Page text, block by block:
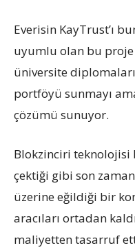
Everisin KayTrust’ı
uyumlu olan bu proje
üniversite
portföyü sunmayı
çözümü sunuyor.
Blokzinciri teknolojisi
çektiği gibi son
üzerine eğildiği bir
aracıları ortadan
maliyetten tasarruf